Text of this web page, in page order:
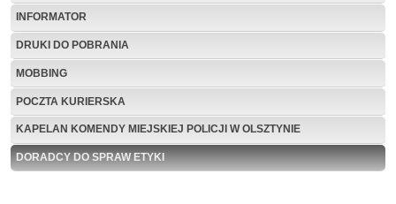
INFORMATOR
DRUKI DO POBRANIA
MOBBING
POCZTA KURIERSKA
KAPELAN KOMENDY MIEJSKIEJ POLICJI W OLSZTYNIE
DORADCY DO SPRAW ETYKI